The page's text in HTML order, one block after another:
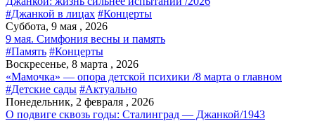
#Джанкой в лицах #Концерты
Суббота, 9 мая , 2026
9 мая. Симфония весны и память
#Память #Концерты
Воскресенье, 8 марта , 2026
«Мамочка» — опора детской психики /8 марта о главном
#Детские сады #Актуально
Понедельник, 2 февраля , 2026
О подвиге сквозь годы: Сталинград — Джанкой/1943